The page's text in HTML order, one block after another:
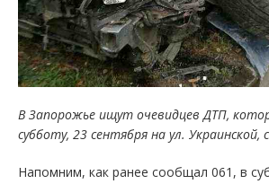
В Запорожье ищут очевидцев ДТП,
субботу, 23 сентября на ул.
Напомним, как ранее сообщал 061, в